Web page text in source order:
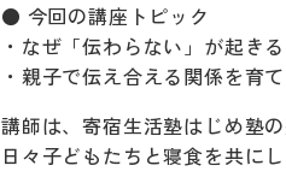
● 今回の講座トピック
・なぜ「伝わらない」が起き
・親子で伝え合える関係を育
講師は、寄宿生活塾はじめ塾
日々子どもたちと寝食を共に